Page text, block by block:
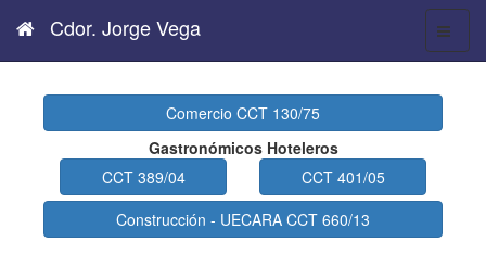
Cdor. Jorge Vega
Comercio CCT 130/75
Gastronómicos Hoteleros
CCT 389/04
CCT 401/05
Construcción - UECARA CCT 660/13